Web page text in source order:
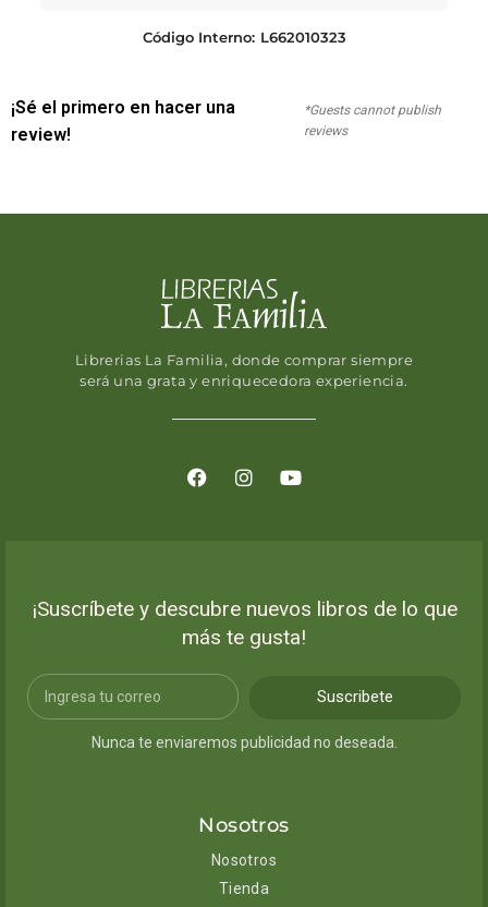
Código Interno: L662010323
¡Sé el primero en hacer una
review!
*Guests cannot publish
reviews
Librerias La Familia, donde comprar siempre
será una grata y enriquecedora experiencia.
¡Suscríbete y descubre nuevos libros de lo que
más te gusta!
Suscribete
Nunca te enviaremos publicidad no deseada.
Nosotros
Nosotros
Tienda